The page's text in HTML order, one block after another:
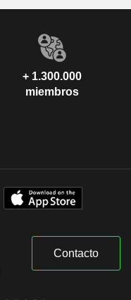
+ 1.300.000
miembros
Contacto